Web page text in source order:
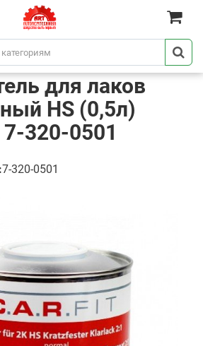
для лаков
HS (0,5л)
7-320-0501
7-320-0501